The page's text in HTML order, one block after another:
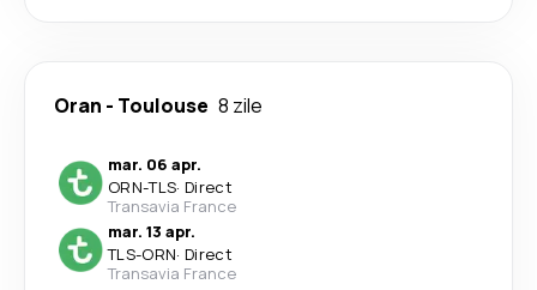
Oran - Toulouse 8 zile
mar. 06 apr.
ORN-TLS· Direct
Transavia France
mar. 13 apr.
TLS-ORN· Direct
Transavia France